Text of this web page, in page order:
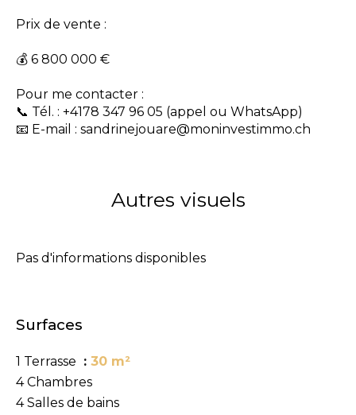
Prix de vente :
💰 6 800 000 €
Pour me contacter :
📞 Tél. : +4178 347 96 05 (appel ou WhatsApp)
📧 E-mail : sandrinejouare@moninvestimmo.ch
Autres visuels
Pas d'informations disponibles
Surfaces
1 Terrasse
30 m²
4 Chambres
4 Salles de bains